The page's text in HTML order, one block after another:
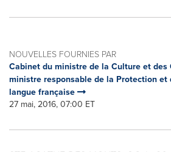
NOUVELLES FOURNIES PAR
Cabinet du ministre de la Culture et des
ministre responsable de la Protection et
langue française
27 mai, 2016, 07:00 ET